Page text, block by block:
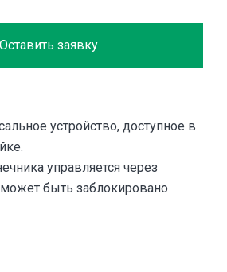
Оставить заявку
устройство, доступное в
управляется через
быть заблокировано